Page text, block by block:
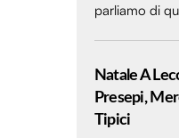
parliamo di
Natale A
Presepi,
Tipici